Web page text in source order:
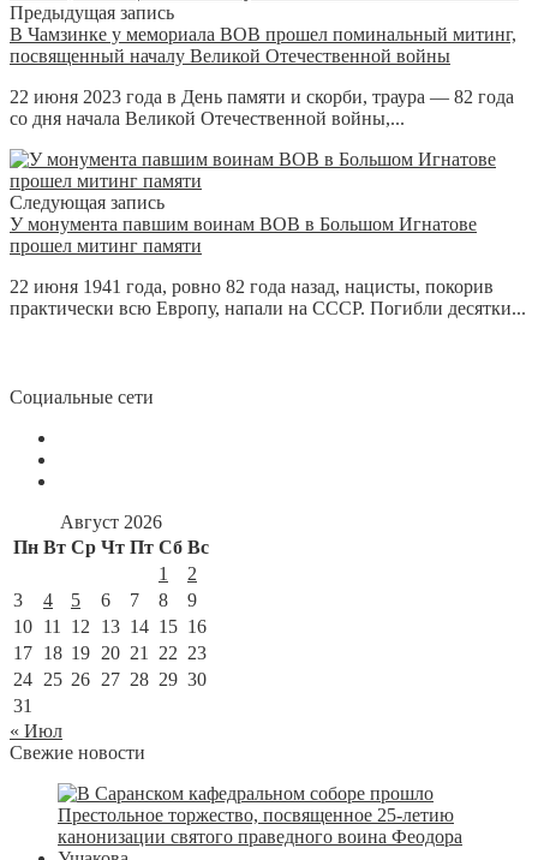
Предыдущая запись
В Чамзинке у мемориала ВОВ прошел поминальный митинг,
посвященный началу Великой Отечественной войны
22 июня 2023 года в День памяти и скорби, траура — 82 года
со дня начала Великой Отечественной войны,...
Следующая запись
У монумента павшим воинам ВОВ в Большом Игнатове
прошел митинг памяти
22 июня 1941 года, ровно 82 года назад, нацисты, покорив
практически всю Европу, напали на СССР. Погибли десятки...
Социальные сети
Август 2026
Пн Вт Ср Чт Пт Сб Вс
1
2
3
4 5 6 7 8
9
10 11 12 13 14 15 16
17 18 19 20 21 22 23
24 25 26 27 28 29 30
31
« Июл
Свежие новости